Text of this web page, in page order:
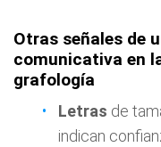
Otras señales de
comunicativa en
grafología
Letras de
indican